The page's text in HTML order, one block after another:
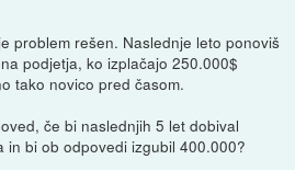
problem rešen. Naslednje leto ponoviš
podjetja, ko izplačajo 250.000$
tako novico pred časom.
če bi naslednjih 5 let dobival
in bi ob odpovedi izgubil 400.000?